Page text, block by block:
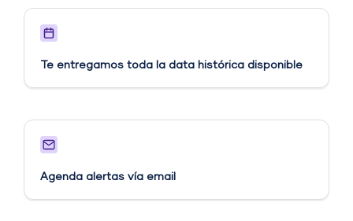
Te entregamos toda la data histórica disponible
Agenda alertas vía email​